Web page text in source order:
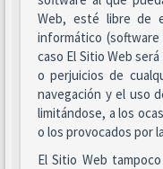
Web, esté libre de
informático (software
caso El Sitio Web
o perjuicios de
navegación y el uso
limitándose, a los
o los provocados por
El Sitio Web